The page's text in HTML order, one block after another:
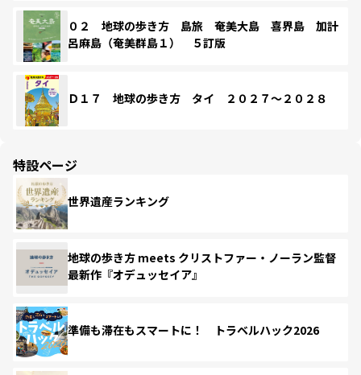
０２ 地球の歩き方 島旅 奄美大島 喜界島 加計
呂麻島（奄美群島１） ５訂版
Ｄ１７ 地球の歩き方 タイ ２０２７～２０２８
特設ページ
世界遺産ランキング
地球の歩き方 meets クリストファー・ノーラン監督
最新作『オデュッセイア』
準備も滞在もスマートに！ トラベルハック2026